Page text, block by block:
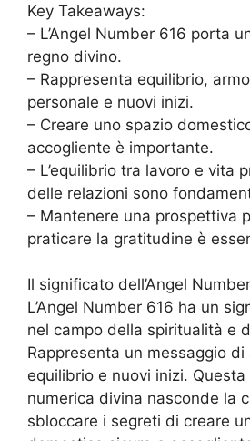
Key Takeaways:
– L’Angel Number 616 porta
regno divino.
– Rappresenta equilibrio,
personale e nuovi inizi.
– Creare uno spazio
accogliente è importante.
– L’equilibrio tra lavoro e vita
delle relazioni sono
– Mantenere una prospettiva
praticare la gratitudine è
Il significato dell’Angel
L’Angel Number 616 ha un
nel campo della spiritualità e
Rappresenta un messaggio di
equilibrio e nuovi inizi. Questa
numerica divina nasconde la
sbloccare i segreti di creare